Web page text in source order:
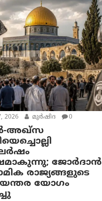
2026 മുര്‍ഷിദ 0
അഖ്‌സ
ജോർദാൻ
രാജ്യങ്ങളുടെ
യോഗം